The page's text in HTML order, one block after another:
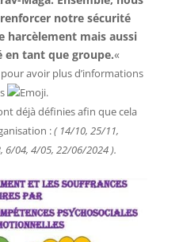
notre sécurité
harcèlement mais aussi
tant que groupe.«
avoir plus d’informations
.
déjà définies afin que cela
:( 14/10, 25/11,
6/04, 4/05, 22/06/2024 ).